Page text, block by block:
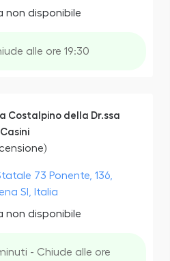
non disponibile
alle ore 19:30
Costalpino della Dr.ssa
73 Ponente, 136,
SI, Italia
non disponibile
- Chiude alle ore